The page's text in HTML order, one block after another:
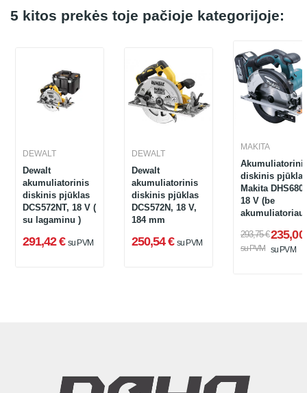
5 kitos prekės toje pačioje kategorijoje:
DEWALT
Dewalt
akumuliatorinis
diskinis pjūklas
DCS572NT, 18 V (
su lagaminu )
291,42 € su PVM
DEWALT
Dewalt
akumuliatorinis
diskinis pjūklas
DCS572N, 18 V,
184 mm
250,54 € su PVM
MAKITA
diskinis pjūklas
Makita
18 V (be
293,75 €
su PVM
235,00
su PVM